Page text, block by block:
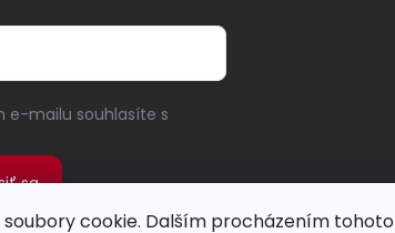
soubory cookie. Dalším procházením tohoto
e-mailu souhlasíte s
sa